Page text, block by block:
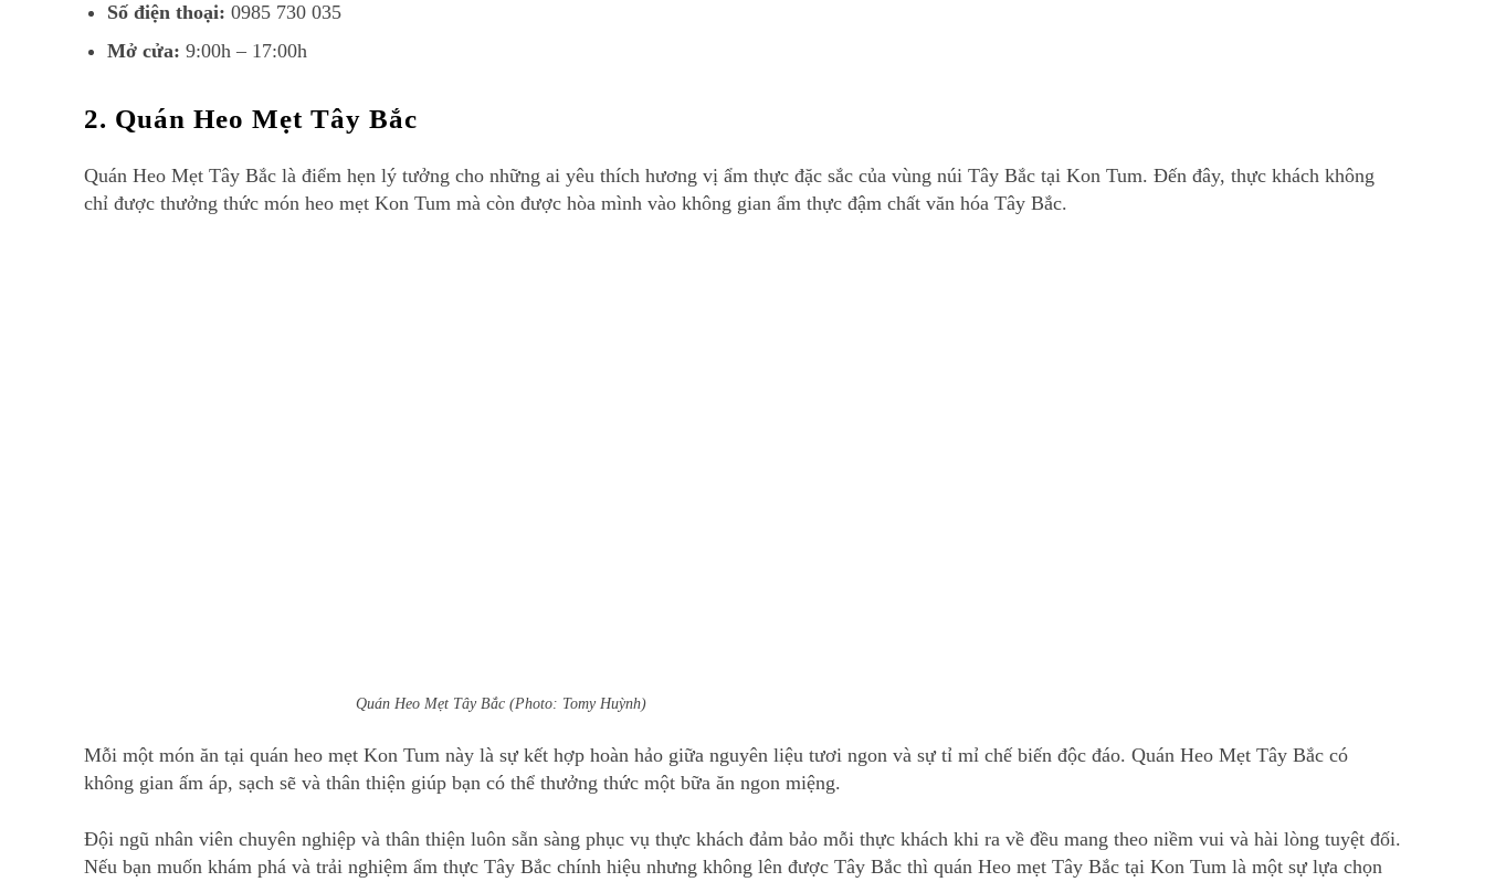
Số điện thoại: 0985 730 035
Mở cửa: 9:00h – 17:00h
2. Quán Heo Mẹt Tây Bắc
Quán Heo Mẹt Tây Bắc là điểm hẹn lý tưởng cho những ai yêu thích hương vị ẩm thực đặc sắc của vùng núi Tây Bắc tại Kon Tum. Đến đây, thực khách không
chỉ được thưởng thức món heo mẹt Kon Tum mà còn được hòa mình vào không gian ẩm thực đậm chất văn hóa Tây Bắc.
Quán Heo Mẹt Tây Bắc (Photo: Tomy Huỳnh)
Mỗi một món ăn tại quán heo mẹt Kon Tum này là sự kết hợp hoàn hảo giữa nguyên liệu tươi ngon và sự tỉ mỉ chế biến độc đáo. Quán Heo Mẹt Tây Bắc có
không gian ấm áp, sạch sẽ và thân thiện giúp bạn có thể thưởng thức một bữa ăn ngon miệng.
Đội ngũ nhân viên chuyên nghiệp và thân thiện luôn sẵn sàng phục vụ thực khách đảm bảo mỗi thực khách khi ra về đều mang theo niềm vui và hài lòng tuyệt đối.
Nếu bạn muốn khám phá và trải nghiệm ẩm thực Tây Bắc chính hiệu nhưng không lên được Tây Bắc thì quán Heo mẹt Tây Bắc tại Kon Tum là một sự lựa chọn